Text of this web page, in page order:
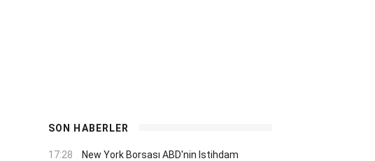
SON HABERLER
17:28
New York Borsası ABD'nin Istihdam